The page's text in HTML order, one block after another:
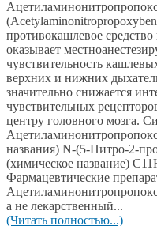
противокашлевое
оказывает
чувствительность
верхних и нижних
значительно снижается
чувствительных
центру головного мозга.
названия) N-(5-Нитро-2-
(химическое название)
Фармацевтические
а не лекарственный...
(Читать полностью...)